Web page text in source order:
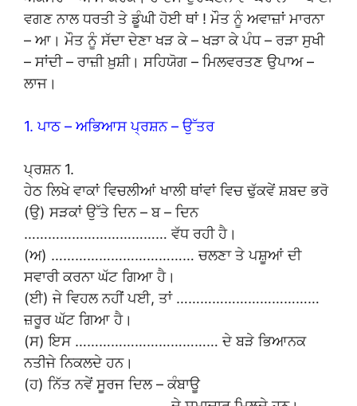
ਵਗਣ ਨਾਲ ਧਰਤੀ ਤੇ ਡੂੰਘੀ ਹੋਈ ਥਾਂ ! ਮੌਤ ਨੂੰ ਅਵਾਜ਼ਾਂ ਮਾਰਨਾ
– ਆ। ਮੌਤ ਨੂੰ ਸੱਦਾ ਦੇਣਾ ਖੜ ਕੇ – ਖੜਾ ਕੇ ਪੰਧ – ਰੜਾ ਸੁਖੀ
– ਸਾਂਦੀ – ਰਾਜ਼ੀ ਖ਼ੁਸ਼ੀ। ਸਹਿਯੋਗ – ਮਿਲਵਰਤਣ ਉਪਾਅ –
ਲਾਜ।
1. ਪਾਠ – ਅਭਿਆਸ ਪ੍ਰਸ਼ਨ – ਉੱਤਰ
ਪ੍ਰਸ਼ਨ 1.
ਹੇਠ ਲਿਖੇ ਵਾਕਾਂ ਵਿਚਲੀਆਂ ਖਾਲੀ ਥਾਂਵਾਂ ਵਿਚ ਢੁੱਕਵੇਂ ਸ਼ਬਦ ਭਰੋ
(ਉ) ਸੜਕਾਂ ਉੱਤੇ ਦਿਨ – ਬ – ਦਿਨ
……………………………… ਵੱਧ ਰਹੀ ਹੈ।
(ਅ) ……………………………… ਚਲਣਾ ਤੇ ਪਸ਼ੂਆਂ ਦੀ
ਸਵਾਰੀ ਕਰਨਾ ਘੱਟ ਗਿਆ ਹੈ।
(ਈ) ਜੇ ਵਿਹਲ ਨਹੀਂ ਪਈ, ਤਾਂ ………………………………
ਜ਼ਰੂਰ ਘੱਟ ਗਿਆ ਹੈ।
(ਸ) ਇਸ ……………………………… ਦੇ ਬੜੇ ਭਿਆਨਕ
ਨਤੀਜੇ ਨਿਕਲਦੇ ਹਨ।
(ਹ) ਨਿੱਤ ਨਵੇਂ ਸੂਰਜ ਦਿਲ – ਕੰਬਾਊ